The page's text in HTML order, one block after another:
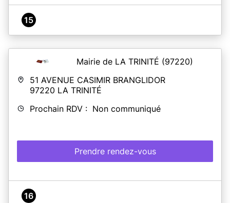
15
Mairie de LA TRINITÉ (97220)
51 AVENUE CASIMIR BRANGLIDOR
97220 LA TRINITÉ
Prochain RDV : Non communiqué
Prendre rendez-vous
16